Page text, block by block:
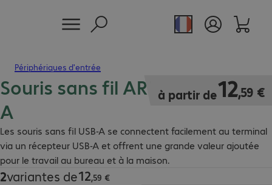
Périphériques d'entrée
Souris sans fil ARTICONA USB
A
Les souris sans fil USB-A se connectent facilement au terminal
via un récepteur USB-A et offrent une grande valeur ajoutée
pour le travail au bureau et à la maison.
à partir de12,59 €
12,59 €
2variantes de12,59 €
12,59 €